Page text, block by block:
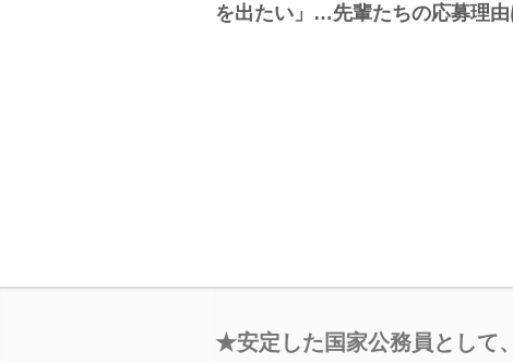
を出たい」…先輩たちの応募理由
★安定した国家公務員として